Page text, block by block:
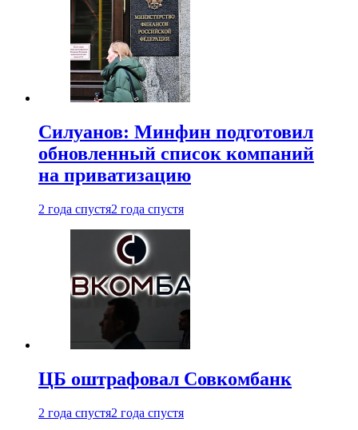
Силуанов: Минфин подготовил
обновленный список компаний
на приватизацию
2 года спустя2 года спустя
ЦБ оштрафовал Совкомбанк
2 года спустя2 года спустя